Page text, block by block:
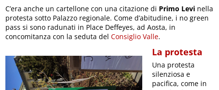
C’era anche un cartellone con una citazione di Primo Levi nella
protesta sotto Palazzo regionale. Come d’abitudine, i no green
pass si sono radunati in Place Deffeyes, ad Aosta, in
concomitanza con la seduta delConsiglio Valle.
La protesta
Una protesta
silenziosa e
pacifica, come in